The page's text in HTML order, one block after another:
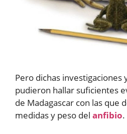
Pero dichas investigaciones
pudieron hallar suficientes
de Madagascar con las que
medidas y peso del anfibio.